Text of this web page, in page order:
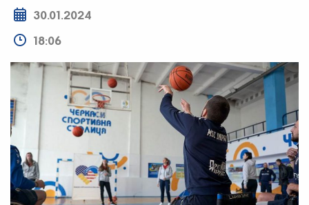
30.01.2024
18:06